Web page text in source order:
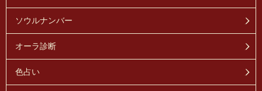
ソウルナンバー
オーラ診断
色占い